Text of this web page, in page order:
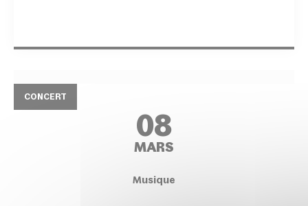
CONCERT
08
MARS
Musique